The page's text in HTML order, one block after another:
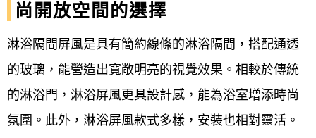
尚開放空間的選擇
淋浴隔間屏風是具有簡約線條的淋浴隔間，搭配通透
的玻璃，能營造出寬敞明亮的視覺效果。相較於傳統
的淋浴門，淋浴屏風更具設計感，能為浴室增添時尚
氛圍。此外，淋浴屏風款式多樣，安裝也相對靈活。